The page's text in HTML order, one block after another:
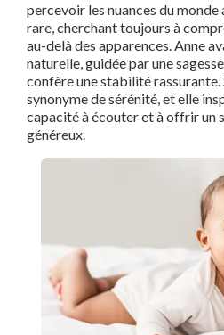
percevoir les nuances du
rare, cherchant toujours à
au-delà des apparences. Anne
naturelle, guidée par une
confère une stabilité rassurante.
synonyme de sérénité, et elle
capacité à écouter et à offrir un
généreux.